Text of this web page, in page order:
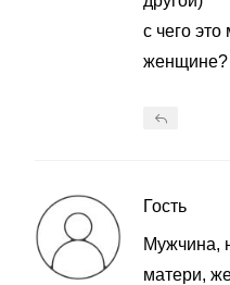
с чего
женщине?
Гость
Мужчина,
матери,